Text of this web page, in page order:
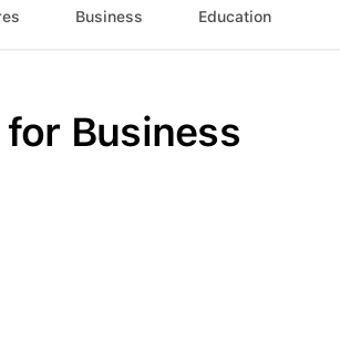
Business Education
Business